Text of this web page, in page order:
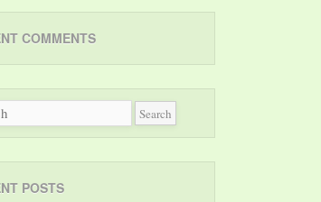
COMMENTS
POSTS